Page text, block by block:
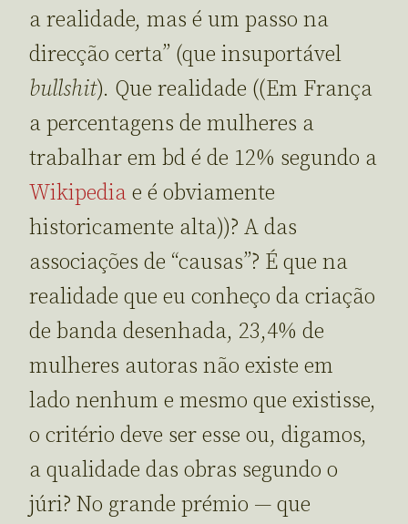
a realidade, mas é um passo na
direcção certa” (que insuportável
bullshit). Que realidade ((Em França
a percentagens de mulheres a
trabalhar em bd é de 12% segundo a
Wikipedia e é obviamente
historicamente alta))? A das
associações de “causas”? É que na
realidade que eu conheço da criação
de banda desenhada, 23,4% de
mulheres autoras não existe em
lado nenhum e mesmo que existisse,
o critério deve ser esse ou, digamos,
a qualidade das obras segundo o
júri? No grande prémio — que